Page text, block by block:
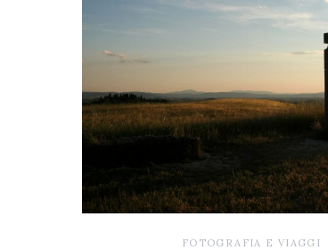
FOTOGRAFIA E VIAGGI